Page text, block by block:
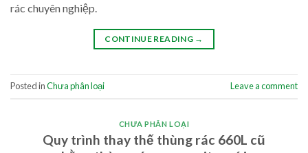
rác chuyên nghiệp.
CONTINUE READING →
Posted inChưa phân loại Leave a comment
CHƯA PHÂN LOẠI
Quy trình thay thế thùng rác 660L cũ